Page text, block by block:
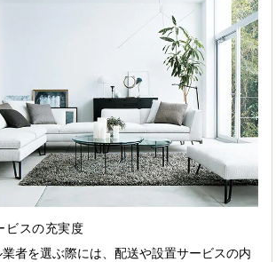
ビスの充実度
者を選ぶ際には、配送や設置サービスの内